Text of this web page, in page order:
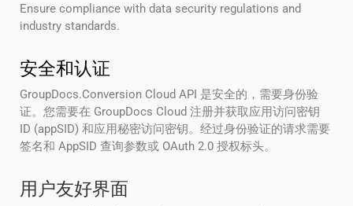
Ensure compliance with data security regulations and
industry standards.
安全和认证
GroupDocs.Conversion Cloud API 是安全的，需要身份验
证。您需要在 GroupDocs Cloud 注册并获取应用访问密钥
ID (appSID) 和应用秘密访问密钥。经过身份验证的请求需要
签名和 AppSID 查询参数或 OAuth 2.0 授权标头。
用户友好界面